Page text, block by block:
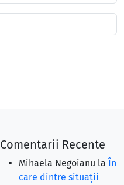
Comentarii Recente
Mihaela Negoianu la În
care dintre situaţii